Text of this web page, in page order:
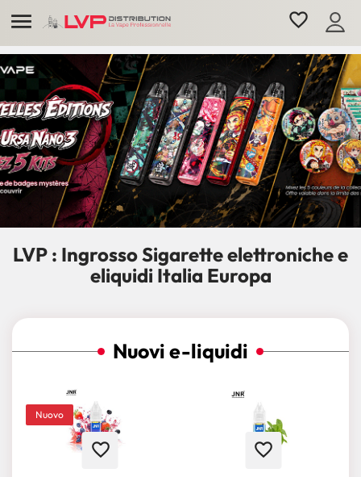
 favorite_border
LVP : Ingrosso Sigarette elettroniche e
eliquidi Italia Europa
Nuovi e-liquidi
Nuovo
favorite_border favorite_border